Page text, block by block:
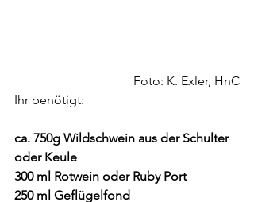
Foto: K. Exler, HnC
Ihr benötigt:
ca. 750g Wildschwein aus der Schulter
oder Keule
300 ml Rotwein oder Ruby Port
250 ml Geflügelfond